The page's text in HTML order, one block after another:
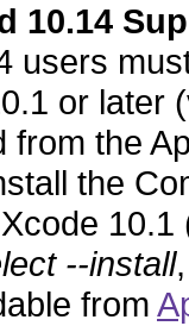
10.14
users
or later
from the
the
10.1
--install
from